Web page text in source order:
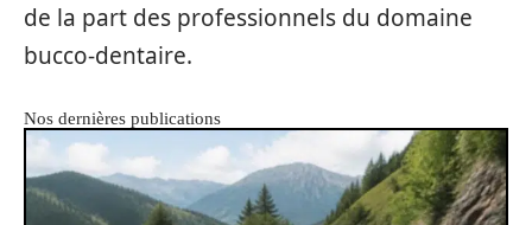
de la part des professionnels du domaine
bucco-dentaire.
Nos dernières publications